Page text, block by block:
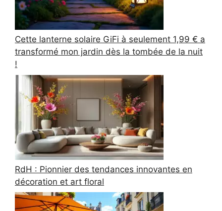
Cette lanterne solaire GiFi à seulement 1,99 € a
transformé mon jardin dès la tombée de la nuit
!
RdH : Pionnier des tendances innovantes en
décoration et art floral